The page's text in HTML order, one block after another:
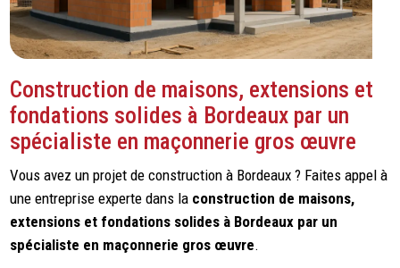
Construction de maisons, extensions et
fondations solides à Bordeaux par un
spécialiste en maçonnerie gros œuvre
Vous avez un projet de construction à Bordeaux ? Faites appel à
une entreprise experte dans la construction de maisons,
extensions et fondations solides à Bordeaux par un
spécialiste en maçonnerie gros œuvre.